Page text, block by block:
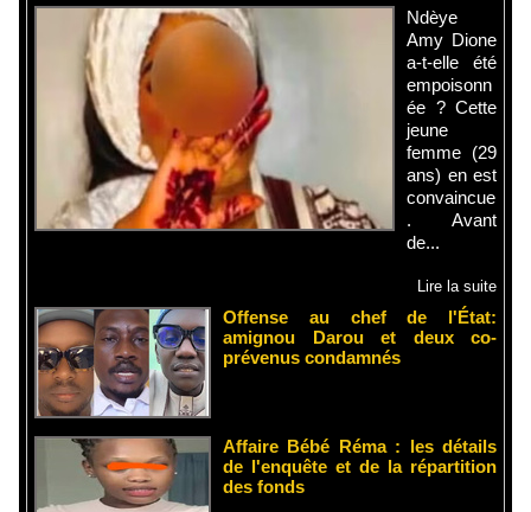
Ndèye
Amy Dione
a-t-elle été
empoisonn
ée ? Cette
jeune
femme (29
ans) en est
convaincue
. Avant
de...
Lire la suite
Offense au chef de l'État:
amignou Darou et deux co-
prévenus condamnés
Affaire Bébé Réma : les détails
de l'enquête et de la répartition
des fonds